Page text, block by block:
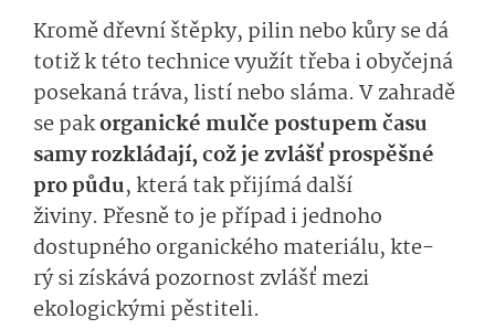
Kromě dřevní štěpky, pilin nebo kůry se dá
totižk této technicevyužít třeba i obyčejná
posekaná tráva, listí nebo sláma. V zahradě
sepakorganické mulčepostupem času
samy rozkládají,což jezvlášťpros­pěšné
pro půdu, kterátakpřijímádal­ší
živiny. Přesně to je případ i jednoho
dostupného organického materiálu, kte­
rýsi získává pozornost zvlášť mezi
ekologickými pěstiteli.